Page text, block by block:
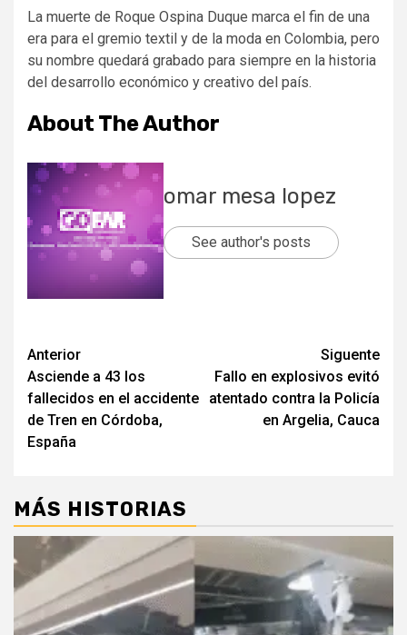
La muerte de Roque Ospina Duque marca el fin de una
era para el gremio textil y de la moda en Colombia, pero
su nombre quedará grabado para siempre en la historia
del desarrollo económico y creativo del país.
About The Author
omar mesa lopez
See author's posts
Post
navigation
Anterior
Asciende a 43 los
fallecidos en el accidente
de Tren en Córdoba,
España
Siguente
Fallo en explosivos evitó
atentado contra la Policía
en Argelia, Cauca
MÁS HISTORIAS